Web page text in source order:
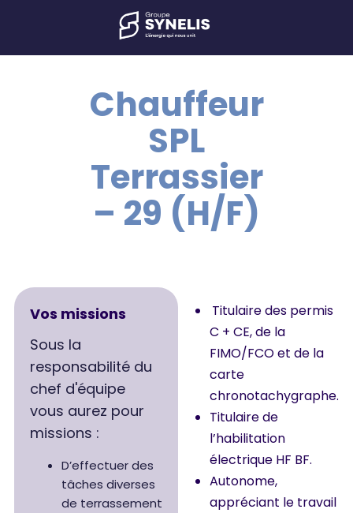
Chauffeur
SPL
Terrassier
– 29 (H/F)
Vos missions
Sous la
responsabilité du
chef d'équipe
vous aurez pour
missions :
D’effectuer des
tâches diverses
de terrassement
Titulaire des permis
C + CE, de la
FIMO/FCO et de la
carte
chronotachygraphe.
Titulaire de
l’habilitation
électrique HF BF.
Autonome,
appréciant le travail